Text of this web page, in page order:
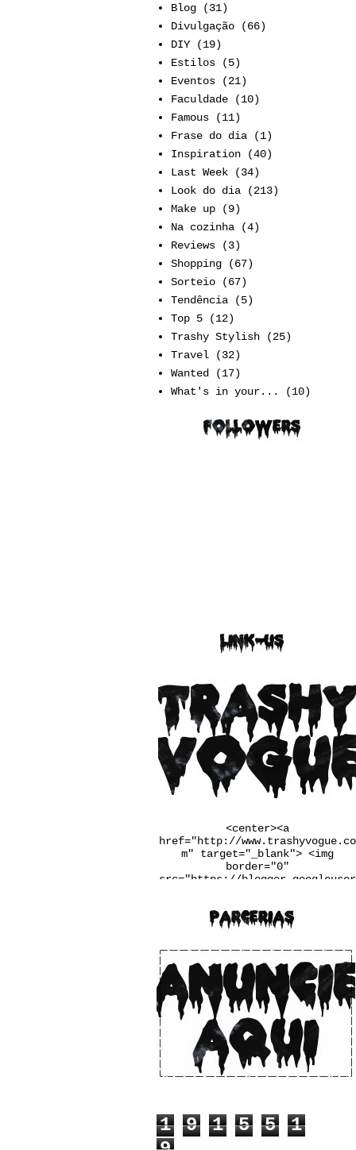
Blog
(31)
Divulgação
(66)
DIY
(19)
Estilos
(5)
Eventos
(21)
Faculdade
(10)
Famous
(11)
Frase do dia
(1)
Inspiration
(40)
Last Week
(34)
Look do dia
(213)
Make up
(9)
Na cozinha
(4)
Reviews
(3)
Shopping
(67)
Sorteio
(67)
Tendência
(5)
Top 5
(12)
Trashy Stylish
(25)
Travel
(32)
Wanted
(17)
What's in your...
(10)
<center><a
href="http://www.trashyvogue.co
m" target="_blank"> <img
border="0"
src="https://blogger.googleuser
u3wSj4vLaL0MiWcMlkIIq9N34UaFq6Q
2PRlYxiF4jDxtfiTugVHzJnj1Ba6pxQ
__FSINM8VGJk_Qmcvbc6_ws4rbqoBF5
QX4QiDxgIn65NudFdVd2BUwJbJw/w25
0-h167-no/banner.jpg" /></a>
</center>
1 9 1 5 5
1